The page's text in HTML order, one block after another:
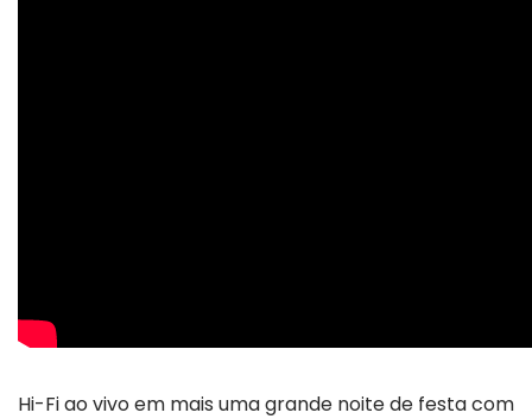
Hi-Fi ao vivo em mais uma grande noite de festa com